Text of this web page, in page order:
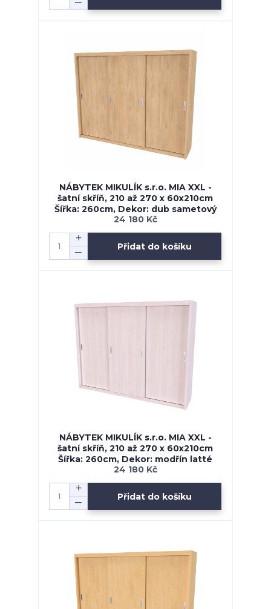
NÁBYTEK MIKULÍK s.r.o. MIA XXL -
šatní skříň, 210 až 270 x 60x210cm
Šířka: 260cm, Dekor: dub sametový
24 180 Kč
Přidat do košíku
NÁBYTEK MIKULÍK s.r.o. MIA XXL -
šatní skříň, 210 až 270 x 60x210cm
Šířka: 260cm, Dekor: modřín latté
24 180 Kč
Přidat do košíku